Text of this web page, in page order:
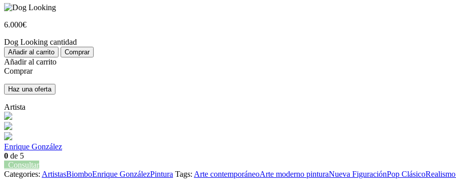
6.000€
Dog Looking cantidad
Añadir al carrito Comprar
Añadir al carrito
Comprar
Haz una oferta
Artista
Enrique González
0 de 5
Consultar
Categories: ArtistasBiomboEnrique GonzálezPintura Tags: Arte contemporáneoArte moderno pinturaNueva FiguraciónPop Clásico